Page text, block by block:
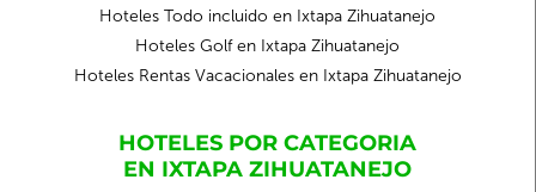
Hoteles Todo incluido en Ixtapa Zihuatanejo
Hoteles Golf en Ixtapa Zihuatanejo
Hoteles Rentas Vacacionales en Ixtapa Zihuatanejo
HOTELES POR CATEGORIA
EN IXTAPA ZIHUATANEJO